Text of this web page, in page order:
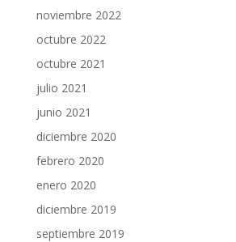
noviembre 2022
octubre 2022
octubre 2021
julio 2021
junio 2021
diciembre 2020
febrero 2020
enero 2020
diciembre 2019
septiembre 2019